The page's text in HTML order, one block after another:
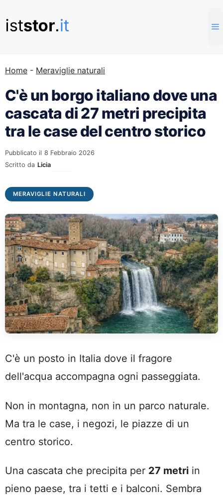
al
contenuto
Home - Meraviglie naturali
C'è un borgo italiano dove una
cascata di 27 metri precipita
tra le case del centro storico
Pubblicato il 8 Febbraio 2026
Scritto da Licia
MERAVIGLIE NATURALI
C'è un posto in Italia dove il fragore
dell'acqua accompagna ogni passeggiata.
Non in montagna, non in un parco naturale.
Ma tra le case, i negozi, le piazze di un
centro storico.
Una cascata che precipita per 27 metri in
pieno paese, tra i tetti e i balconi. Sembra